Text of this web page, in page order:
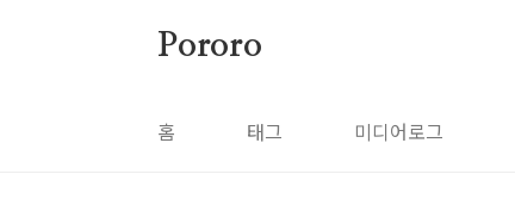
Pororo
홈 태그 미디어로그